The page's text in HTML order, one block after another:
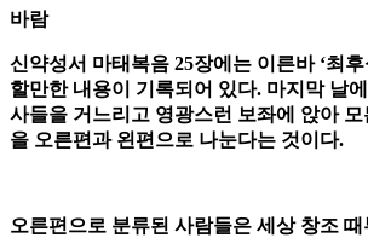
바람
신약성서 마태복음 25장에는 이른바 ‘최후
할만한 내용이 기록되어 있다. 마지막 날
사들을 거느리고 영광스런 보좌에 앉아
을 오른편과 왼편으로 나눈다는 것이다.
오른편으로 분류된 사람들은 세상 창조